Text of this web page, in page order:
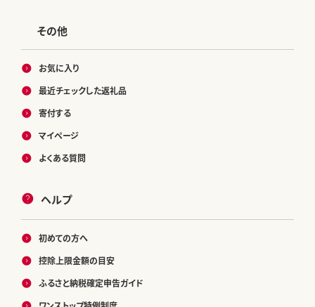
その他
お気に入り
最近チェックした返礼品
寄付する
マイページ
よくある質問
ヘルプ
初めての方へ
控除上限金額の目安
ふるさと納税確定申告ガイド